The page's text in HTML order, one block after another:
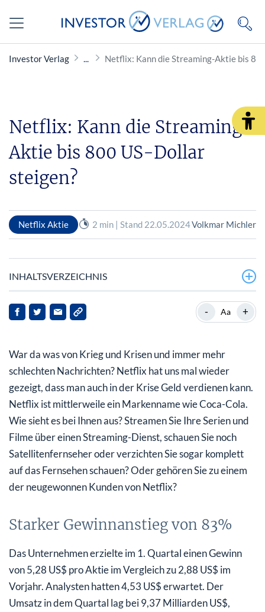
Investor Verlag Netflix: Kann die Streaming-Aktie bis
Netflix: Kann die Streaming-
Aktie bis 800 US-Dollar
steigen?
Netflix Aktie 2 min | Stand 22.05.2024Volkmar Michler
INHALTSVERZEICHNIS
Starker Gewinnanstieg von 83%
Sell on good news – keine gute Idee
Kursziele bis 800 US$ angehoben
- Aa +
War da was von Krieg und Krisen und immer mehr
schlechten Nachrichten? Netflix hat uns mal wieder
gezeigt, dass man auch in der Krise Geld verdienen kann.
Netflix ist mittlerweile ein Markenname wie Coca-Cola.
Wie sieht es bei Ihnen aus? Streamen Sie Ihre Serien und
Filme über einen Streaming-Dienst, schauen Sie noch
Satellitenfernseher oder verzichten Sie sogar komplett
auf das Fernsehen schauen? Oder gehören Sie zu einem
der neugewonnen Kunden von Netflix?
Starker Gewinnanstieg von 83%
Das Unternehmen erzielte im 1. Quartal einen Gewinn
von 5,28 US$ pro Aktie im Vergleich zu 2,88 US$ im
Vorjahr. Analysten hatten 4,53 US$ erwartet. Der
Umsatz in dem Quartal lag bei 9,37 Milliarden US$,